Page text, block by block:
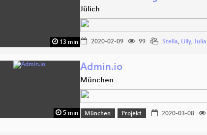
13 min
Jülich
2020-02-09 99 Stella, Lilly, Julia
5 min
Admin.io
München
München Projekt 2020-03-08